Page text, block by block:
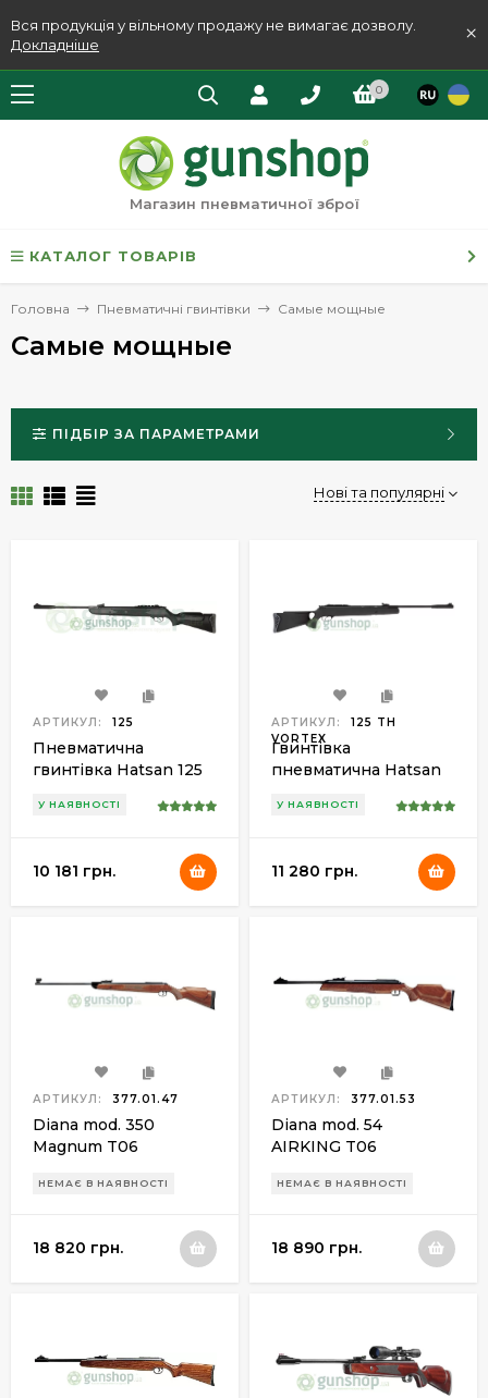
Вся продукція у вільному продажу не вимагає дозволу.
Докладніше
×
0
Магазин пневматичної зброї
КАТАЛОГ ТОВАРІВ
Головна Пневматичні гвинтівки Самые мощные
Самые мощные
ПІДБІР ЗА ПАРАМЕТРАМИ
Нові та популярні
АРТИКУЛ: 125
Пневматична
гвинтівка Hatsan 125
У НАЯВНОСТІ
10 181 грн.
АРТИКУЛ:
125 TH
VORTEX
Гвинтівка
пневматична Hatsan
У НАЯВНОСТІ
11 280 грн.
АРТИКУЛ: 377.01.47
Diana mod. 350
Magnum T06
НЕМАЄ В НАЯВНОСТІ
18 820 грн.
АРТИКУЛ: 377.01.53
Diana mod. 54
AIRKING T06
НЕМАЄ В НАЯВНОСТІ
18 890 грн.